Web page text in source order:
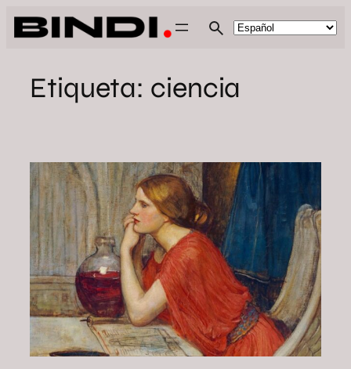
Saltar
al
Etiqueta: ciencia